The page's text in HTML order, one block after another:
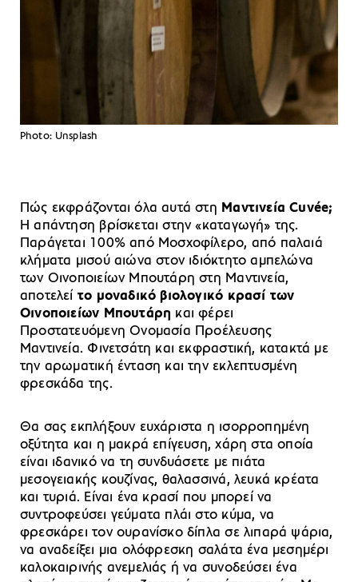
Photo: Unsplash
Πώς εκφράζονται όλα αυτά στη Μαντινεία Cuvée;
Η απάντηση βρίσκεται στην «καταγωγή» της.
Παράγεται 100% από Μοσχοφίλερο, από παλαιά
κλήματα μισού αιώνα στον ιδιόκτητο αμπελώνα
των Οινοποιείων Μπουτάρη στη Μαντινεία,
αποτελεί το μοναδικό βιολογικό κρασί των
Οινοποιείων Μπουτάρη και φέρει
Προστατευόμενη Ονομασία Προέλευσης
Μαντινεία. Φινετσάτη και εκφραστική, κατακτά με
την αρωματική ένταση και την εκλεπτυσμένη
φρεσκάδα της.
Θα σας εκπλήξουν ευχάριστα η ισορροπημένη
οξύτητα και η μακρά επίγευση, χάρη στα οποία
είναι ιδανικό να τη συνδυάσετε με πιάτα
μεσογειακής κουζίνας, θαλασσινά, λευκά κρέατα
και τυριά. Είναι ένα κρασί που μπορεί να
συντροφεύσει γεύματα πλάι στο κύμα, να
φρεσκάρει τον ουρανίσκο δίπλα σε λιπαρά ψάρια,
να αναδείξει μια ολόφρεσκη σαλάτα ένα μεσημέρι
καλοκαιρινής ανεμελιάς ή να συνοδεύσει ένα